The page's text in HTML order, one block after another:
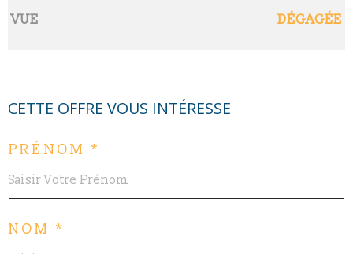
VUE DÉGAGÉE
CETTE OFFRE VOUS INTÉRESSE
PRÉNOM *
NOM *